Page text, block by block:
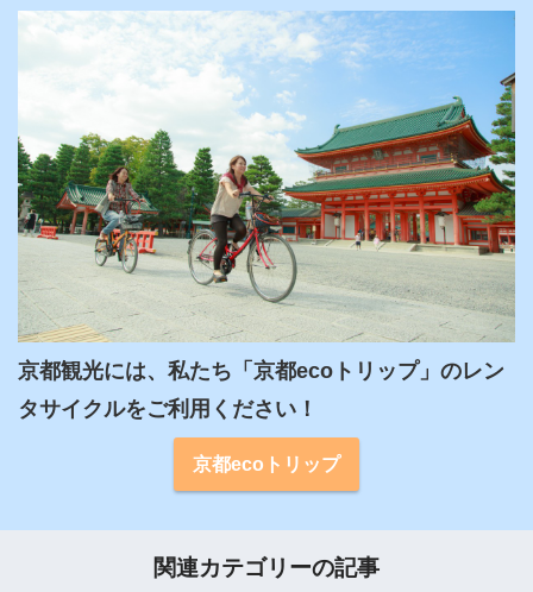
京都観光には、私たち「京都ecoトリップ」のレン
タサイクルをご利用ください！
京都ecoトリップ
関連カテゴリーの記事